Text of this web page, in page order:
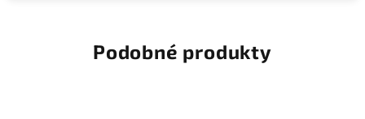
Podobné produkty